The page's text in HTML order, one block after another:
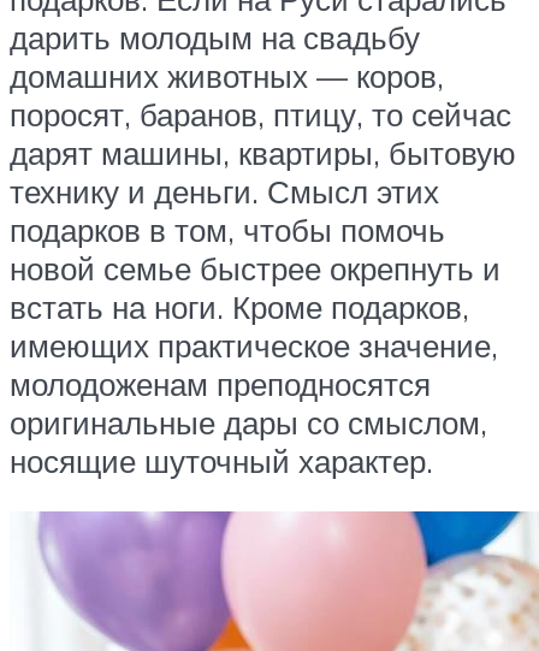
дарить молодым на свадьбу
домашних животных — коров,
поросят, баранов, птицу, то сейчас
дарят машины, квартиры, бытовую
технику и деньги. Смысл этих
подарков в том, чтобы помочь
новой семье быстрее окрепнуть и
встать на ноги. Кроме подарков,
имеющих практическое значение,
молодоженам преподносятся
оригинальные дары со смыслом,
носящие шуточный характер.